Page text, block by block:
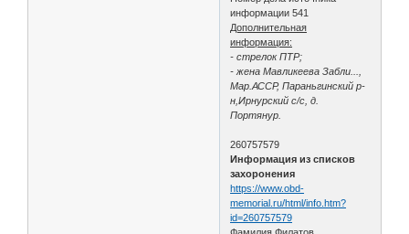
информации 541
Дополнительная
информация:
- стрелок ПТР;
- жена Мавликеева Забли...,
Мар.АССР, Параньгинский р-
н,Ирнурский с/с, д.
Портянур.
260757579
Информация из списков
захоронения
https://www.obd-
memorial.ru/html/info.htm?
id=260757579